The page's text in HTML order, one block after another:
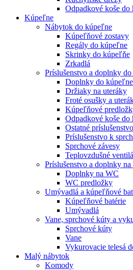
Odpadkové koše do
Kúpeľne
Nábytok do kúpeľne
Kúpeľňové zostavy
Regály do kúpeľne
Skrinky do kúpeľňe
Zrkadlá
Príslušenstvo a doplnky
Doplnky do kúpeľne
Držiaky na uteráky
Froté osušky a
Kúpeľňové
Odpadkové koše do
Ostatné
Príslušenstvo k
Sprchové závesy
Teplovzdušné
Príslušenstvo a doplnky
Doplnky na WC
WC predložky
Umývadlá a kúpeľňové
Kúpeľňové batérie
Umývadlá
Vane, sprchové kúty a
Sprchové kúty
Vane
Vykurovacie telesá
Malý nábytok
Komody